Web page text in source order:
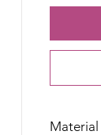
Material